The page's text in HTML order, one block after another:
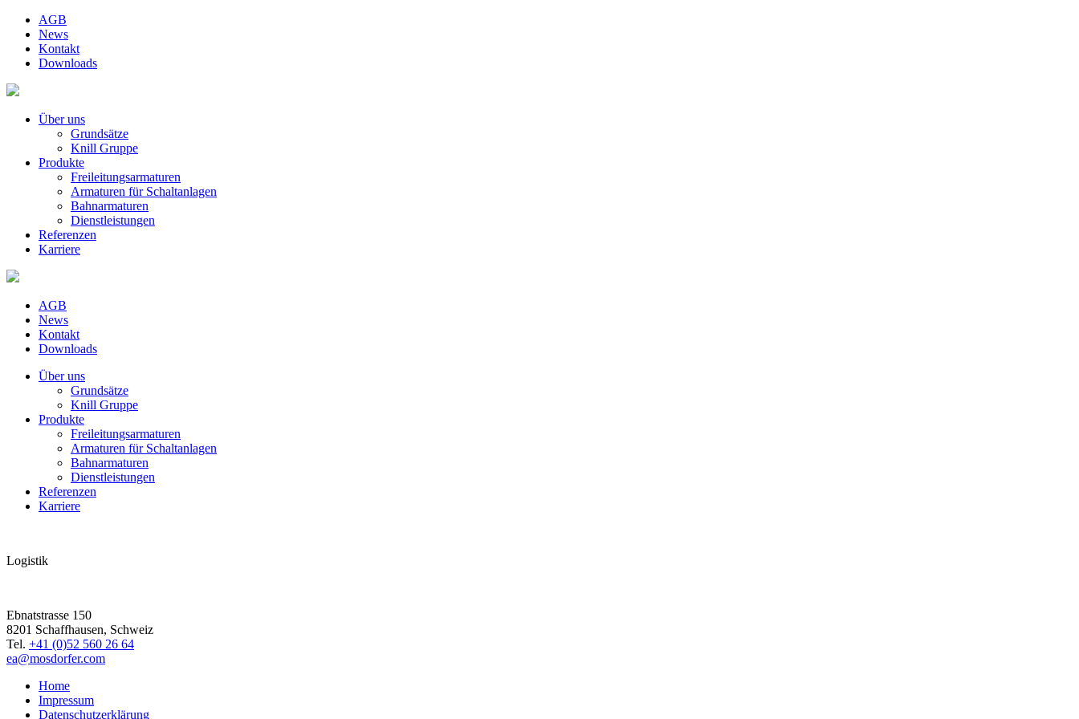
AGB
News
Kontakt
Downloads
Über uns
Grundsätze
Knill Gruppe
Produkte
Freileitungsarmaturen
Armaturen für Schaltanlagen
Bahnarmaturen
Dienstleistungen
Referenzen
Karriere
AGB
News
Kontakt
Downloads
Über uns
Grundsätze
Knill Gruppe
Produkte
Freileitungsarmaturen
Armaturen für Schaltanlagen
Bahnarmaturen
Dienstleistungen
Referenzen
Karriere
Logistik
Ebnatstrasse 150
8201 Schaffhausen, Schweiz
Tel. +41 (0)52 560 26 64
ea@mosdorfer.com
Home
Impressum
Datenschutzerklärung